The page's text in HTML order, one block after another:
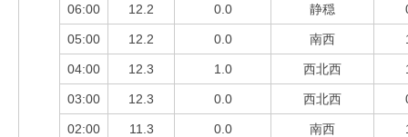
06:00 12.2 0.0 静穏
05:00 12.2 0.0 南西
04:00 12.3 1.0 西北西
03:00 12.3 0.0 西北西
02:00 11.3 0.0 南西